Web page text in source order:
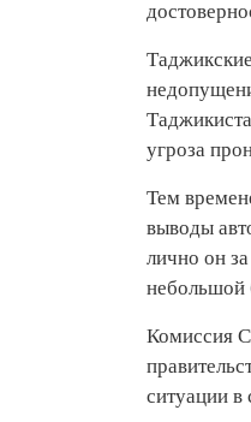
угроза
Тем
выводы
лично он
небольшой
Комиссия
ситуации в